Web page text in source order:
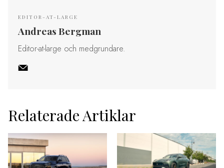
EDITOR-AT-LARGE
Andreas Bergman
Editor-at-large och medgrundare.
Relaterade Artiklar